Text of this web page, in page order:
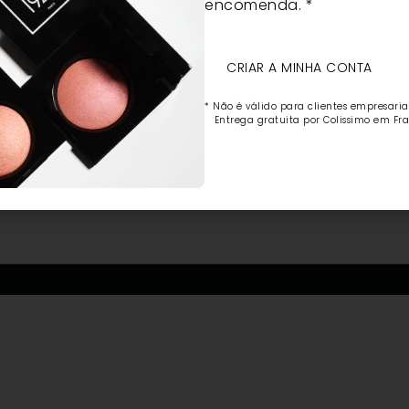
encomenda. *
CRIAR A MINHA CONTA
* Não é válido para clientes
Entrega gratuita por Colissimo em